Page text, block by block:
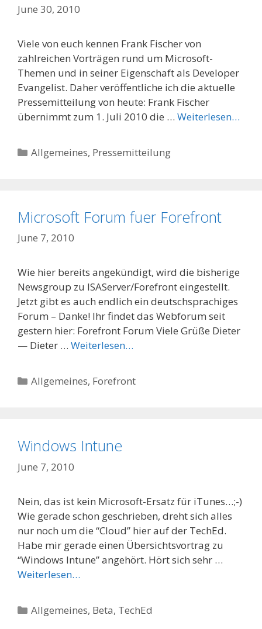
June 30, 2010
Viele von euch kennen Frank Fischer von
zahlreichen Vorträgen rund um Microsoft-
Themen und in seiner Eigenschaft als Developer
Evangelist. Daher veröffentliche ich die aktuelle
Pressemitteilung von heute: Frank Fischer
übernimmt zum 1. Juli 2010 die … Weiterlesen…
Categories
Allgemeines, Pressemitteilung
Microsoft Forum fuer Forefront
June 7, 2010
Wie hier bereits angekündigt, wird die bisherige
Newsgroup zu ISAServer/Forefront eingestellt.
Jetzt gibt es auch endlich ein deutschsprachiges
Forum – Danke! Ihr findet das Webforum seit
gestern hier: Forefront Forum Viele Grüße Dieter
— Dieter … Weiterlesen…
Categories
Allgemeines, Forefront
Windows Intune
June 7, 2010
Nein, das ist kein Microsoft-Ersatz für iTunes…;-)
Wie gerade schon geschrieben, dreht sich alles
nur noch um die “Cloud” hier auf der TechEd.
Habe mir gerade einen Übersichtsvortrag zu
“Windows Intune” angehört. Hört sich sehr …
Weiterlesen…
Categories
Allgemeines, Beta, TechEd